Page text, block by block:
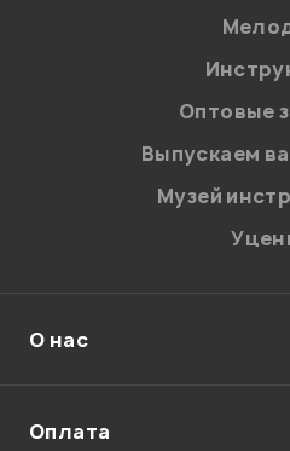
на
Политикой
персональных данных.
Введите проверочное
Отправить
Оптовые
Выпускаем
Музей
О нас
Оплата